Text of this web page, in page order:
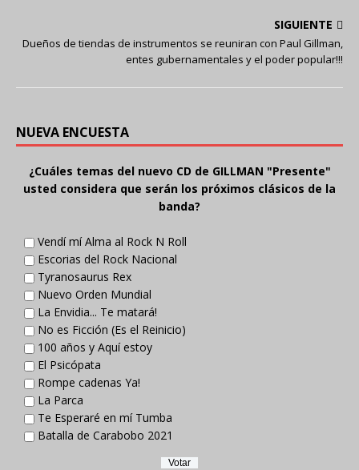
SIGUIENTE
Dueños de tiendas de instrumentos se reuniran con Paul Gillman,
entes gubernamentales y el poder popular!!!
NUEVA ENCUESTA
¿Cuáles temas del nuevo CD de GILLMAN "Presente"
usted considera que serán los próximos clásicos de la
banda?
Vendí mí Alma al Rock N Roll
Escorias del Rock Nacional
Tyranosaurus Rex
Nuevo Orden Mundial
La Envidia... Te matará!
No es Ficción (Es el Reinicio)
100 años y Aquí estoy
El Psicópata
Rompe cadenas Ya!
La Parca
Te Esperaré en mí Tumba
Batalla de Carabobo 2021